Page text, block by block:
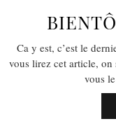
Ca y est, c’est le
vous lirez cet article, on
vous